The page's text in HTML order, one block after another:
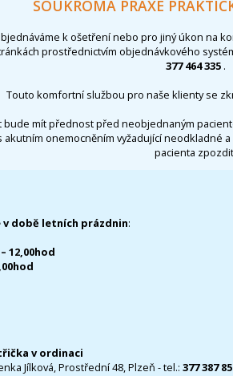
SOUKROMÁ PRAXE
k ošetření nebo pro jiný úkon na
prostřednictvím objednávkového
377 464 335 .
Touto komfortní službou pro naše klienty se
bude mít přednost před neobjednaným
akutním onemocněním vyžadující neodkladné
pacienta
v době letních prázdnin:
12,00hod
v ordinaci
Jílková, Prostřední 48, Plzeň - tel.: 377 387